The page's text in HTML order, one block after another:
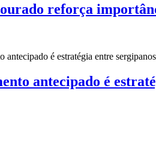
reforça
antecipado é